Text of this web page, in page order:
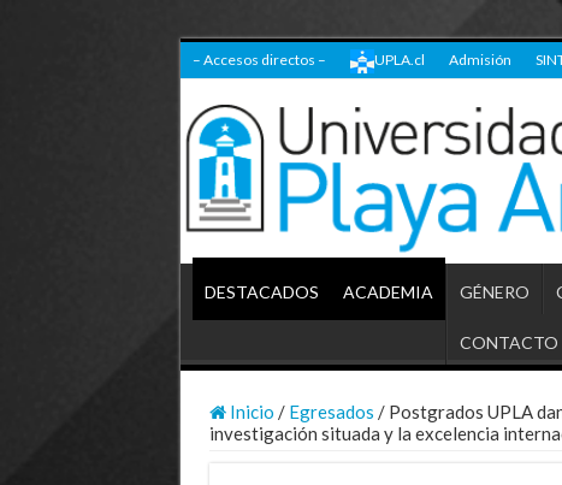
– Accesos directos – UPLA.cl Admisión
DESTACADOS ACADEMIA GÉNERO
CONTACTO
Inicio / Egresados / Postgrados UPLA
investigación situada y la excelencia